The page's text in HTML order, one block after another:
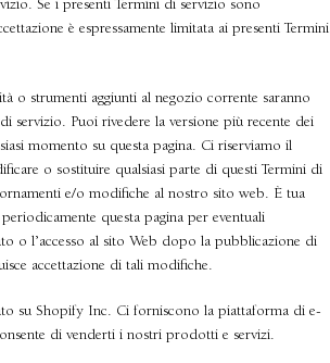
Se i presenti Termini di servizio sono
è espressamente limitata ai presenti Termini
o strumenti aggiunti al negozio corrente saranno
servizio. Puoi rivedere la versione più recente dei
momento su questa pagina. Ci riserviamo il
o sostituire qualsiasi parte di questi Termini di
e/o modifiche al nostro sito web. È tua
questa pagina per eventuali
o l’accesso al sito Web dopo la pubblicazione di
accettazione di tali modifiche.
su Shopify Inc. Ci forniscono la piattaforma di e-
di venderti i nostri prodotti e servizi.